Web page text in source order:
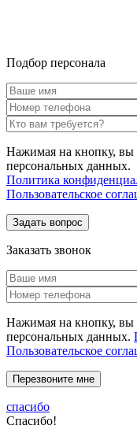
Подбор персонала
Нажимая на кнопку, вы
персональных данных.
Политика
Пользовательское
Заказать звонок
Нажимая на кнопку, вы
персональных данных.
Пользовательское
спасибо
Спасибо!